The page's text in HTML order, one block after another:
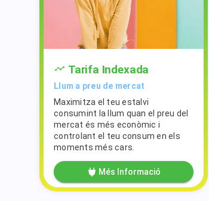
Tarifa Indexada
Llum a preu de mercat
Maximitza el teu estalvi
consumint la llum quan el preu del
mercat és més econòmic i
controlant el teu consum en els
moments més cars.
Més Informació